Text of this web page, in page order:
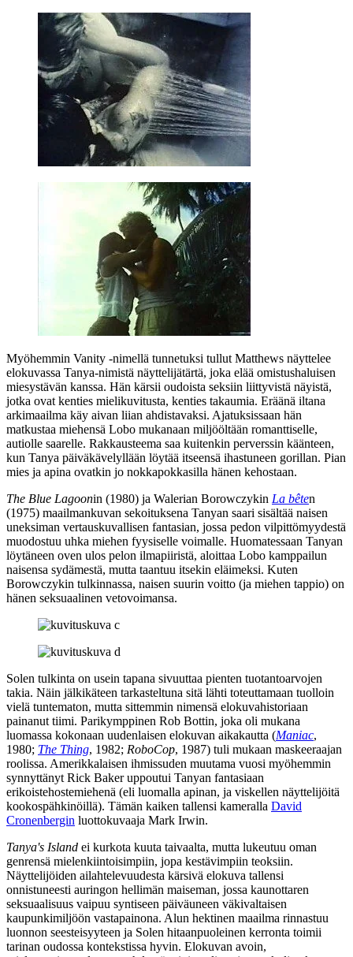
Myöhemmin Vanity ‑nimellä tunnetuksi tullut Matthews näyttelee
elokuvassa Tanya-nimistä näyttelijätärtä, joka elää omistushaluisen
miesystävän kanssa. Hän kärsii oudoista seksiin liittyvistä näyistä,
jotka ovat kenties mielikuvitusta, kenties takaumia. Eräänä iltana
arkimaailma käy aivan liian ahdistavaksi. Ajatuksissaan hän
matkustaa miehensä Lobo mukanaan miljööltään romanttiselle,
autiolle saarelle. Rakkausteema saa kuitenkin perverssin käänteen,
kun Tanya päiväkävelyllään löytää itseensä ihastuneen gorillan. Pian
mies ja apina ovatkin jo nokkapokkasilla hänen kehostaan.
The Blue Lagoonin (1980) ja Walerian Borowczykin La bêten
(1975) maailmankuvan sekoituksena Tanyan saari sisältää naisen
uneksiman vertauskuvallisen fantasian, jossa pedon vilpittömyydestä
muodostuu uhka miehen fyysiselle voimalle. Huomatessaan Tanyan
löytäneen oven ulos pelon ilmapiiristä, aloittaa Lobo kamppailun
naisensa sydämestä, mutta taantuu itsekin eläimeksi. Kuten
Borowczykin tulkinnassa, naisen suurin voitto (ja miehen tappio) on
hänen seksuaalinen vetovoimansa.
Solen tulkinta on usein tapana sivuuttaa pienten tuotantoarvojen
takia. Näin jälkikäteen tarkasteltuna sitä lähti toteuttamaan tuolloin
vielä tuntematon, mutta sittemmin nimensä elokuvahistoriaan
painanut tiimi. Parikymppinen Rob Bottin, joka oli mukana
luomassa kokonaan uudenlaisen elokuvan aikakautta (Maniac,
1980; The Thing, 1982; RoboCop, 1987) tuli mukaan maskeeraajan
roolissa. Amerikkalaisen ihmissuden muutama vuosi myöhemmin
synnyttänyt Rick Bakeruppoutui Tanyan fantasiaan
erikoistehostemiehenä (eli luomalla apinan, ja viskellen näyttelijöitä
kookospähkinöillä). Tämän kaiken tallensi kameralla David
Cronenbergin luottokuvaaja Mark Irwin.
Tanya's Island ei kurkota kuuta taivaalta, mutta lukeutuu oman
genrensä mielenkiintoisimpiin, jopa kestävimpiin teoksiin.
Näyttelijöiden ailahtelevuudesta kärsivä elokuva tallensi
onnistuneesti auringon hellimän maiseman, jossa kaunottaren
seksuaalisuus vaipuu syntiseen päiväuneen väkivaltaisen
kaupunkimiljöön vastapainona. Alun hektinen maailma rinnastuu
luonnon seesteisyyteen ja Solen hitaanpuoleinen kerronta toimii
tarinan oudossa kontekstissa hyvin. Elokuvan avoin,